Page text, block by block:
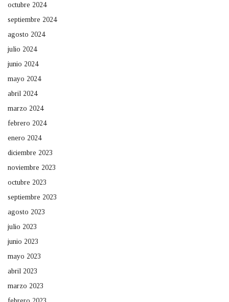
octubre 2024
septiembre 2024
agosto 2024
julio 2024
junio 2024
mayo 2024
abril 2024
marzo 2024
febrero 2024
enero 2024
diciembre 2023
noviembre 2023
octubre 2023
septiembre 2023
agosto 2023
julio 2023
junio 2023
mayo 2023
abril 2023
marzo 2023